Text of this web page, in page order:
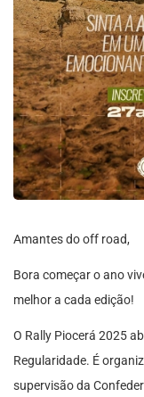
Amantes do off road,
Bora começar o ano
melhor a cada edição!
O Rally Piocerá 2025
Regularidade. É
supervisão da